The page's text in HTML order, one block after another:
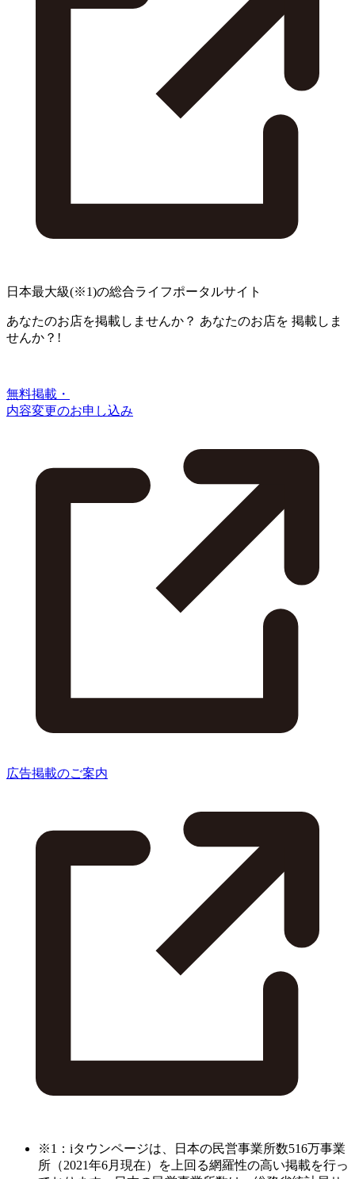
日本最大級(※1)の総合ライフポータルサイト
あなたのお店を掲載しませんか？ あなたのお店を 掲載しま
せんか？!
無料掲載・
内容変更のお申し込み
広告掲載のご案内
※1：iタウンページは、日本の民営事業所数516万事業
所（2021年6月現在）を上回る網羅性の高い掲載を行っ